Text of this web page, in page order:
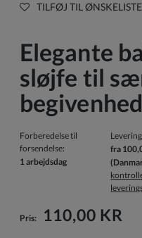
TILFØJ TIL ØNSKELISTE
Elegante
sløjfe til
Forberedelse til
forsendelse:
1 arbejdsdag
fra
Prisen inkluderer ikke
Pris: 110,00 KR